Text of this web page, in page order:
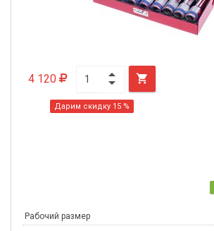
4 120 
Дарим скидку 15 %
Рабочий размер